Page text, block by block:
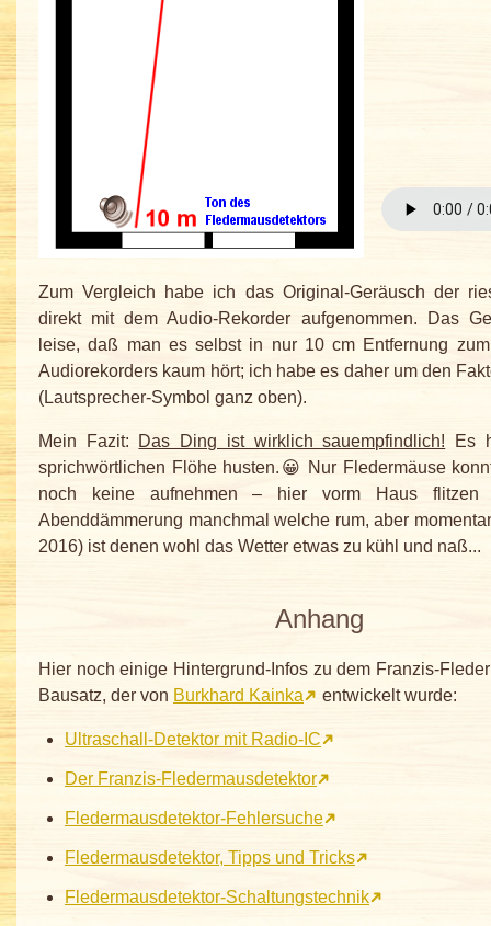
Zum Vergleich habe ich das Original-Geräusch der
direkt mit dem Audio-Rekorder aufgenommen. Das
leise, daß man es selbst in nur 10 cm Entfernung
Audiorekorders kaum hört; ich habe es daher um den
(Lautsprecher-Symbol ganz oben).
Mein Fazit: Das Ding ist wirklich sauempfindlich! Es
sprichwörtlichen Flöhe husten.😀 Nur Fledermäuse
noch keine aufnehmen – hier vorm Haus
Abenddämmerung manchmal welche rum, aber
2016) ist denen wohl das Wetter etwas zu kühl und naß...
Anhang
Hier noch einige Hintergrund-Infos zu dem Franzis-
Bausatz, der von Burkhard Kainka entwickelt wurde:
Ultraschall-Detektor mit Radio-IC
Der Franzis-Fledermausdetektor
Fledermausdetektor-Fehlersuche
Fledermausdetektor, Tipps und Tricks
Fledermausdetektor-Schaltungstechnik